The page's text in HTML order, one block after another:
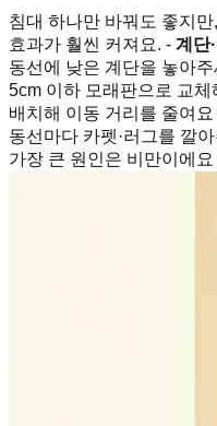
침대 하나만 바꿔도 좋지
효과가 훨씬 커져요. - 계단
동선에 낮은 계단을 놓아
5cm 이하 모래판으로 교체
배치해 이동 거리를 줄여요
동선마다 카펫·러그를 깔
가장 큰 원인은 비만이에요